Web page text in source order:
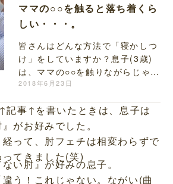
ママの○○を触ると落ち着くら
しい・・・。
皆さんはどんな方法で「寝かしつ
け」をしていますか？息子(3歳)
は、ママの○○を触りながらじゃな
いと寝られません…。
2018年6月23日
記事↑を書いたときは、息子は
がお好みでした。
って、肘フェチは相変わらずで
てきました(笑)
い肘』が好みの息子。
う！これじゃない。ながい(曲